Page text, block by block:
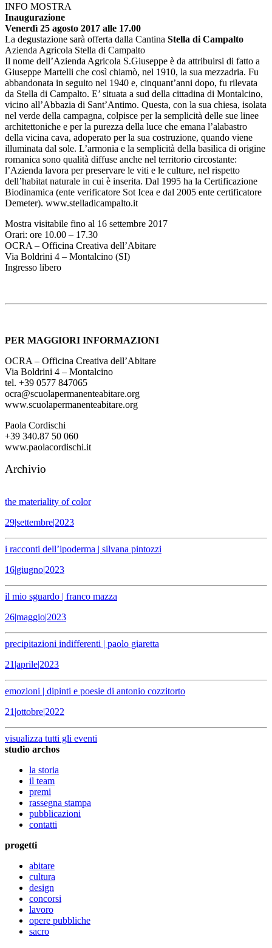
INFO MOSTRA
Inaugurazione
Venerdì 25 agosto 2017 alle 17.00
La degustazione sarà offerta dalla Cantina Stella di Campalto
Azienda Agricola Stella di Campalto
Il nome dell’Azienda Agricola S.Giuseppe è da attribuirsi di fatto a
Giuseppe Martelli che così chiamò, nel 1910, la sua mezzadria. Fu
abbandonata in seguito nel 1940 e, cinquant’anni dopo, fu rilevata
da Stella di Campalto. E’ situata a sud della cittadina di Montalcino,
vicino all’Abbazia di Sant’Antimo. Questa, con la sua chiesa, isolata
nel verde della campagna, colpisce per la semplicità delle sue linee
architettoniche e per la purezza della luce che emana l’alabastro
della vicina cava, adoperato per la sua costruzione, quando viene
illuminata dal sole. L’armonia e la semplicità della basilica di origine
romanica sono qualità diffuse anche nel territorio circostante:
l’Azienda lavora per preservare le viti e le culture, nel rispetto
dell’habitat naturale in cui è inserita. Dal 1995 ha la Certificazione
Biodinamica (ente verificatore Sot Icea e dal 2005 ente certificatore
Demeter). www.stelladicampalto.it
Mostra visitabile fino al 16 settembre 2017
Orari: ore 10.00 – 17.30
OCRA – Officina Creativa dell’Abitare
Via Boldrini 4 – Montalcino (SI)
Ingresso libero
PER MAGGIORI INFORMAZIONI
OCRA – Officina Creativa dell’Abitare
Via Boldrini 4 – Montalcino
tel. +39 0577 847065
ocra@scuolapermanenteabitare.org
www.scuolapermanenteabitare.org
Paola Cordischi
+39 340.87 50 060
www.paolacordischi.it
Archivio
the materiality of color
29|settembre|2023
i racconti dell’ipoderma | silvana pintozzi
16|giugno|2023
il mio sguardo | franco mazza
26|maggio|2023
precipitazioni indifferenti | paolo giaretta
21|aprile|2023
emozioni | dipinti e poesie di antonio cozzitorto
21|ottobre|2022
visualizza tutti gli eventi
studio archos
la storia
il team
premi
rassegna stampa
pubblicazioni
contatti
progetti
abitare
cultura
design
concorsi
lavoro
opere pubbliche
sacro